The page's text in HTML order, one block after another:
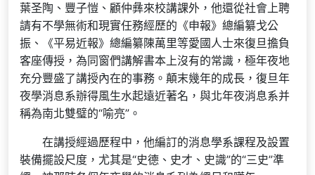
葉圣陶、豐子愷、顧仲彝來校講課外，他還從社會上聘
請有不學無術和現實任務經歷的《申報》總編纂戈公
振、《平易近報》總編纂陳萬里等愛國人士來復旦擔負
客座傳授，為同窗們講解書本上沒有的常識，極年夜地
充分豐盛了講授內在的事務。顛末幾年的成長，復旦年
夜學消息系辦得風生水起遠近著名，與北年夜消息系并
稱為南北雙璧的“喻亮”。
在講授經過歷程中，他編訂的消息學系課程及設置
裝備擺設尺度，尤其是“史德、史才、史識”的“三史”準